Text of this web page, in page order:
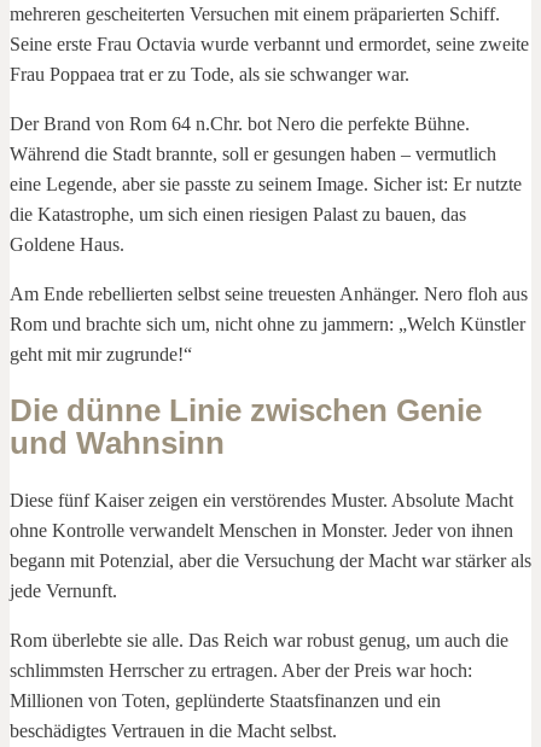
mehreren gescheiterten Versuchen mit einem präparierten Schiff.
Seine erste Frau Octavia wurde verbannt und ermordet, seine zweite
Frau Poppaea trat er zu Tode, als sie schwanger war.
Der Brand von Rom 64 n.Chr. bot Nero die perfekte Bühne.
Während die Stadt brannte, soll er gesungen haben – vermutlich
eine Legende, aber sie passte zu seinem Image. Sicher ist: Er nutzte
die Katastrophe, um sich einen riesigen Palast zu bauen, das
Goldene Haus.
Am Ende rebellierten selbst seine treuesten Anhänger. Nero floh aus
Rom und brachte sich um, nicht ohne zu jammern: „Welch Künstler
geht mit mir zugrunde!“
Die dünne Linie zwischen Genie
und Wahnsinn
Diese fünf Kaiser zeigen ein verstörendes Muster. Absolute Macht
ohne Kontrolle verwandelt Menschen in Monster. Jeder von ihnen
begann mit Potenzial, aber die Versuchung der Macht war stärker als
jede Vernunft.
Rom überlebte sie alle. Das Reich war robust genug, um auch die
schlimmsten Herrscher zu ertragen. Aber der Preis war hoch:
Millionen von Toten, geplünderte Staatsfinanzen und ein
beschädigtes Vertrauen in die Macht selbst.